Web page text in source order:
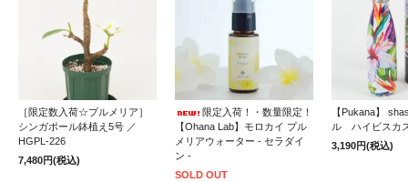
［限定数入荷☆プルメリア］
シンガポール鉢植え5号 ／
HGPL-226
7,480円(税込)
限定入荷！・数量限定！
【Ohana Lab】モロカイ プル
メリアウォーター - セラダイ
ン -
SOLD OUT
【Pukana】
ル ハイビスカ
3,190円(税込)